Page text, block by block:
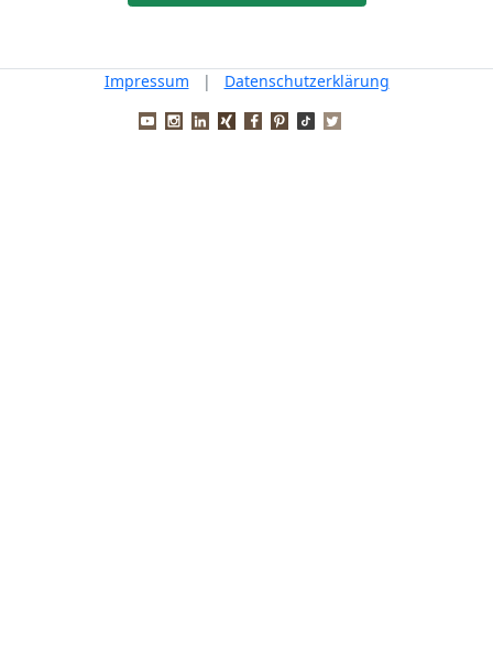
Impressum | Datenschutzerklärung